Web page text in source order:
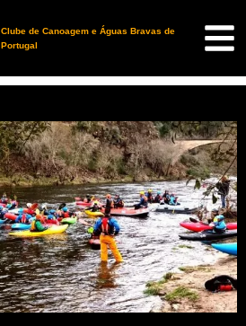
Clube de Canoagem e Águas Bravas de
Portugal